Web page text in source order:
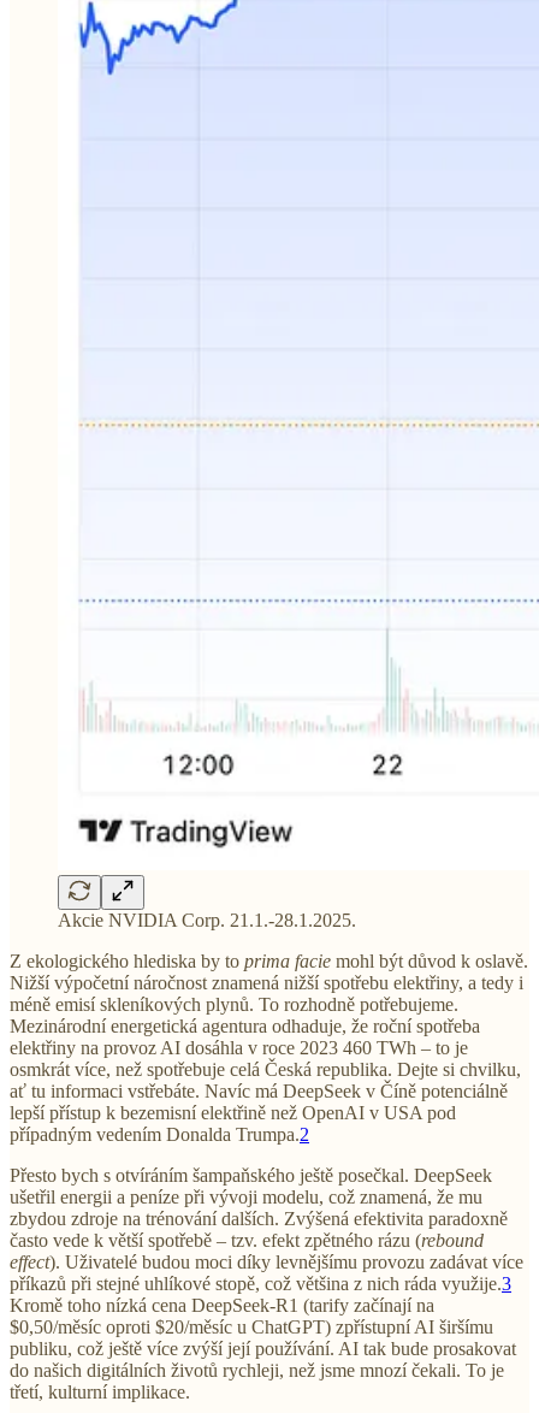
Akcie NVIDIA Corp. 21.1.-28.1.2025.
Z ekologického hlediska by to prima facie mohl být důvod k oslavě.
Nižší výpočetní náročnost znamená nižší spotřebu elektřiny, a tedy i
méně emisí skleníkových plynů. To rozhodně potřebujeme.
Mezinárodní energetická agentura odhaduje, že roční spotřeba
elektřiny na provoz AI dosáhla v roce 2023 460 TWh – to je
osmkrát více, než spotřebuje celá Česká republika. Dejte si chvilku,
ať tu informaci vstřebáte. Navíc má DeepSeek v Číně potenciálně
lepší přístup k bezemisní elektřině než OpenAI v USA pod
případným vedením Donalda Trumpa.2
Přesto bych s otvíráním šampaňského ještě posečkal. DeepSeek
ušetřil energii a peníze při vývoji modelu, což znamená, že mu
zbydou zdroje na trénování dalších. Zvýšená efektivita paradoxně
často vede k větší spotřebě – tzv. efekt zpětného rázu (rebound
effect). Uživatelé budou moci díky levnějšímu provozu zadávat více
příkazů při stejné uhlíkové stopě, což většina z nich ráda využije.3
Kromě toho nízká cena DeepSeek-R1 (tarify začínají na
$0,50/měsíc oproti $20/měsíc u ChatGPT) zpřístupní AI širšímu
publiku, což ještě více zvýší její používání. AI tak bude prosakovat
do našich digitálních životů rychleji, než jsme mnozí čekali. To je
třetí, kulturní implikace.